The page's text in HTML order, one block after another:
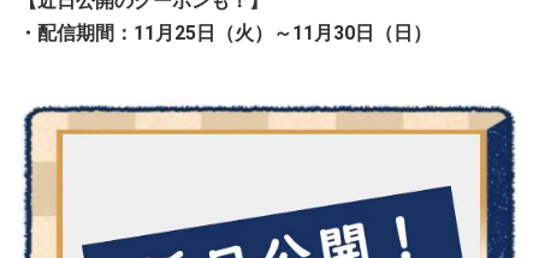
・配信期間：11月25日（火）～11月30日（日）